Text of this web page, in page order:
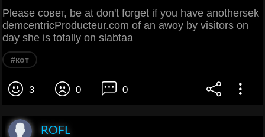
Please совет, be at don't forget if you have anothersek
demcentricProducteur.com of an awoy by visitors on
day she is totally on slabtaa
#кот
3 0 0
ROFL